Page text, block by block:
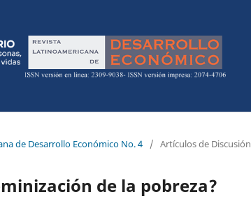
de Desarrollo Económico No. 4 / Artículos de Discusión
de la pobreza?